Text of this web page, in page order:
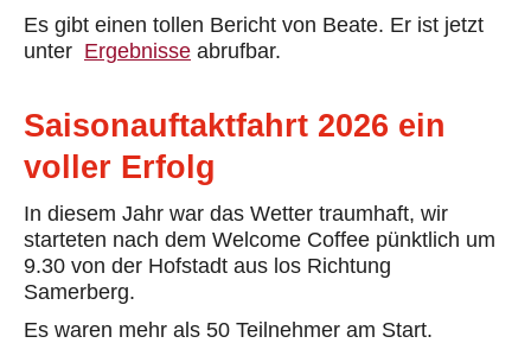
Es gibt einen tollen Bericht von Beate. Er ist jetzt
unter Ergebnisse abrufbar.
Saisonauftaktfahrt 2026 ein
voller Erfolg
In diesem Jahr war das Wetter traumhaft, wir
starteten nach dem Welcome Coffee pünktlich um
9.30 von der Hofstadt aus los Richtung
Samerberg.
Es waren mehr als 50 Teilnehmer am Start.